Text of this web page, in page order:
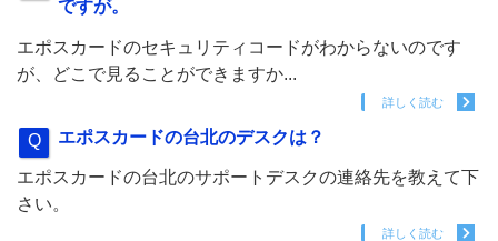
ですが。
エポスカードのセキュリティコードがわからないのです
が、どこで見ることができますか...
詳しく読む
エポスカードの台北のデスクは？
エポスカードの台北のサポートデスクの連絡先を教えて下
さい。
詳しく読む